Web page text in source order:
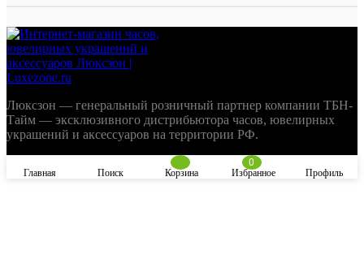
Люксзон — генеральный розничный партнер компании ТБН-
Тайм — эксклюзивного дистрибьютора часов, ювелирных
украшений и аксессуаров на территории РФ.
Главная Поиск Корзина
0
Избранное
Профиль